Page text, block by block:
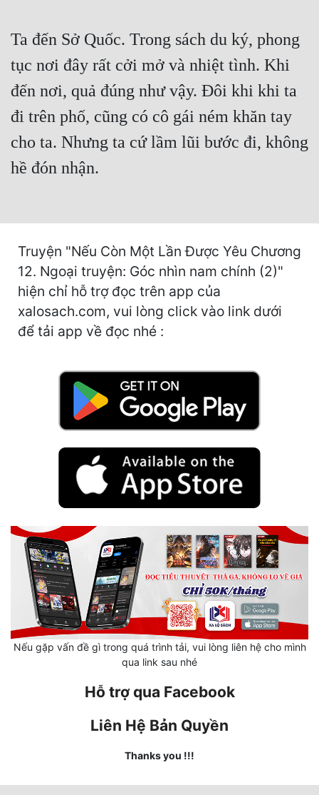
Kỳ Huyễn
Kỳ Ảo
Linh Dị
Làm Giàu
Ngôn Tình
Ngược
Nữ Cường
Phong Thủy - Tâm Linh
Sảng Văn
Thanh Xuân
Tiên Hiệp
Trọng Sinh
Ta đến Sở Quốc. Trong sách du ký, phong
tục nơi đây rất cởi mở và nhiệt tình. Khi
đến nơi, quả đúng như vậy. Đôi khi khi ta
đi trên phố, cũng có cô gái ném khăn tay
cho ta. Nhưng ta cứ lầm lũi bước đi, không
hề đón nhận.
Truyện "Nếu Còn Một Lần Được Yêu Chương
12. Ngoại truyện: Góc nhìn nam chính (2)"
hiện chỉ hỗ trợ đọc trên app của
xalosach.com, vui lòng click vào link dưới
để tải app về đọc nhé :
Nếu gặp vấn đề gì trong quá trình tải, vui lòng liên hệ cho mình
qua link sau nhé
Hỗ trợ qua Facebook
Liên Hệ Bản Quyền
Thanks you !!!